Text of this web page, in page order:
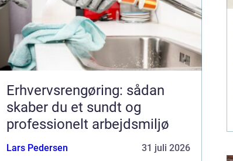
Erhvervsrengøring: sådan
skaber du et sundt og
professionelt arbejdsmiljø
Lars Pedersen 31 juli 2026